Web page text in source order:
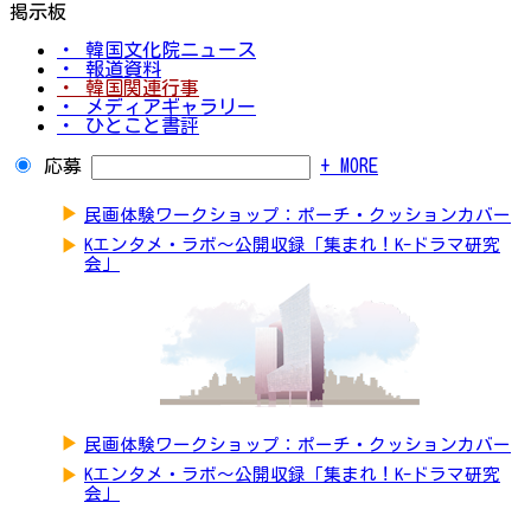
掲示板
・ 韓国文化院ニュース
・ 報道資料
・ 韓国関連行事
・ メディアギャラリー
・ ひとこと書評
応募 + MORE
▶ 民画体験ワークショップ：ポーチ・クッションカバー
▶ Kエンタメ・ラボ～公開収録「集まれ！K-ドラマ研究
会」
▶ 民画体験ワークショップ：ポーチ・クッションカバー
▶ Kエンタメ・ラボ～公開収録「集まれ！K-ドラマ研究
会」